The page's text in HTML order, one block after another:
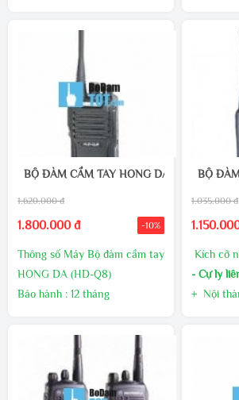
chống
chống
độ rộng
BỘ ĐÀM CẦM TAY HONG DA (HD-Q8)
1.620.000 đ
1.800.000 đ -10%
Thông số Máy Bộ đàm cầm tay
HONG DA (HD-Q8)
Bảo hành : 12 tháng
nội thành Hà Nội
Chỉ số kỹ thuật :
Bộ nhận tín hiệu
RF Độ nhạy ≤ 0.25uV
BỘ
1.035.000 đ
Kích cỡ
- Cự ly
+ Nội
+ Điều
giúp
cuộc gọi